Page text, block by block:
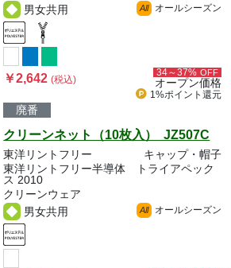
男女共用 All オールシーズン
￥2,642(税込)
34～37% OFF
オープン価格
1%ポイント 還元
廃番
クリーンネット（10枚入） JZ507C
東洋リントフリー
キャップ・帽子
東洋リントフリー半導体 トライアペック
ス 2010
クリーンウェア
男女共用
All オールシーズン